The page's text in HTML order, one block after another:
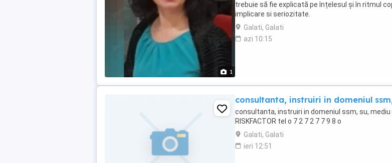
1
trebuie să fie explicată pe înțelesul și în ritmul
implicare si seriozitate.
Galati, Galati
azi 10:15
consultanta, instruiri in domeniul
consultanta, instruiri in domeniul ssm, su, mediu
RISKFACTOR tel o 7 2 7 2 7 7 9 8 o
Galati, Galati
ieri 12:51